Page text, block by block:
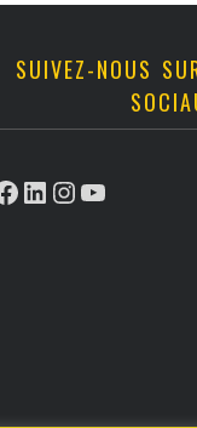
SUIVEZ-NOUS
LinkedIn
Instagram
YouTube